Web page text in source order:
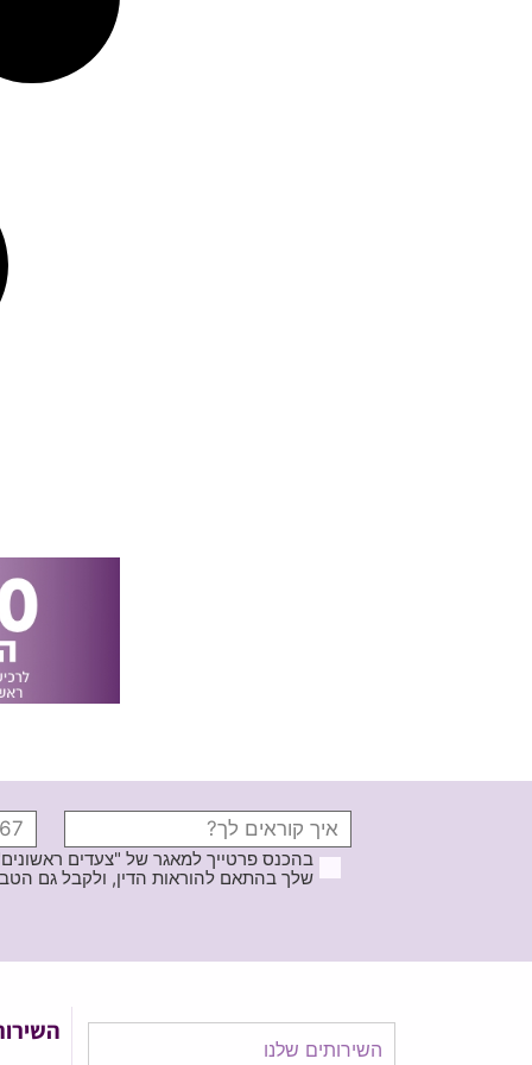
בהכנס פרטייך למאגר של "צעדים
שלך בהתאם להוראות הדין, ולקבל גם הטבות ודברי
השירותים שלנו